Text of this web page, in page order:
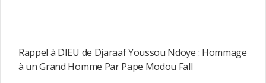
Rappel à DIEU de Djaraaf Youssou Ndoye : Hommage
à un Grand Homme Par Pape Modou Fall